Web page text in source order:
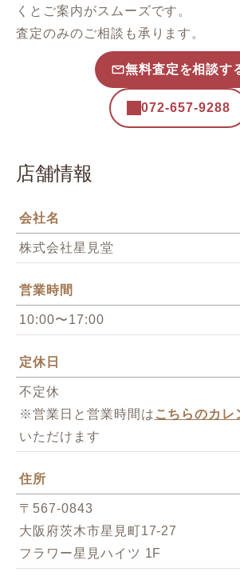
くとご案内がスムーズです。
査定のみのご相談も承ります。
無料査定を相談す
072-657-9288
店舗情報
会社名
株式会社星見堂
営業時間
10:00〜17:00
定休日
不定休
※営業日と営業時間は こちらのカレ
いただけます
住所
〒567-0843
大阪府茨木市星見町17-27
フラワー星見ハイツ 1F